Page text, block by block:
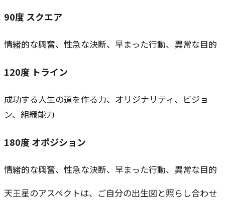
90度スクエア
情緒的な興奮、性急な決断、早まった行動、異常な目的
120度 トライン
成功する人生の道を作る力、オリジナリティ、ビジョ
ン、組織能力
180度オポジション
情緒的な興奮、性急な決断、早まった行動、異常な目的
天王星のアスペクトは、ご自分の出生図と照らし合わせ